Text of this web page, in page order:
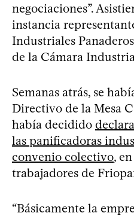
negociaciones”.
instancia
Industriales
de la Cámara
Semanas atrás, se
Directivo de la Mesa
había decidido
las panificadoras
convenio colectivo,
trabajadores de
“Básicamente la